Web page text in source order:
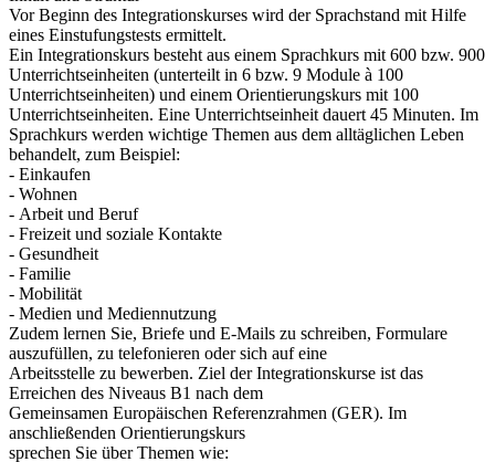
Vor Beginn des Integrationskurses wird der Sprachstand mit Hilfe
eines Einstufungstests ermittelt.
Ein Integrationskurs besteht aus einem Sprachkurs mit 600 bzw. 900
Unterrichtseinheiten (unterteilt in 6 bzw. 9 Module à 100
Unterrichtseinheiten) und einem Orientierungskurs mit 100
Unterrichtseinheiten. Eine Unterrichtseinheit dauert 45 Minuten. Im
Sprachkurs werden wichtige Themen aus dem alltäglichen Leben
behandelt, zum Beispiel:
- Einkaufen
- Wohnen
- Arbeit und Beruf
- Freizeit und soziale Kontakte
- Gesundheit
- Familie
- Mobilität
- Medien und Mediennutzung
Zudem lernen Sie, Briefe und E-Mails zu schreiben, Formulare
auszufüllen, zu telefonieren oder sich auf eine
Arbeitsstelle zu bewerben. Ziel der Integrationskurse ist das
Erreichen des Niveaus B1 nach dem
Gemeinsamen Europäischen Referenzrahmen (GER). Im
anschließenden Orientierungskurs
sprechen Sie über Themen wie: